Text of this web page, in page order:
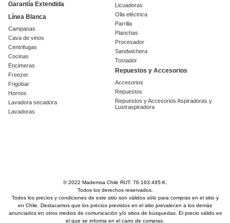
Garantía Extendida
Línea Blanca
Campanas
Cava de vinos
Centrifugas
Cocinas
Encimeras
Freezer
Frigobar
Hornos
Lavadora secadora
Lavadoras
Licuadoras
Olla eléctrica
Parrilla
Planchas
Procesador
Sandwichera
Tostador
Repuestos y Accesorios
Accesorios
Repuestos
Repuestos y Accesorios Aspiradoras y
Lustraspiradora
© 2022 Mademsa Chile RUT: 76.163.495-K.
Todos los derechos reservados.
Todos los precios y condiciones de este sitio son válidos sólo para compras en el sitio y
en Chile. Destacamos que los precios previstos en el sitio prevalecen a los demás
anunciados en otros medios de comunicación y/o sitios de búsquedas. El precio válido es
el que se informa en el carro de compras.